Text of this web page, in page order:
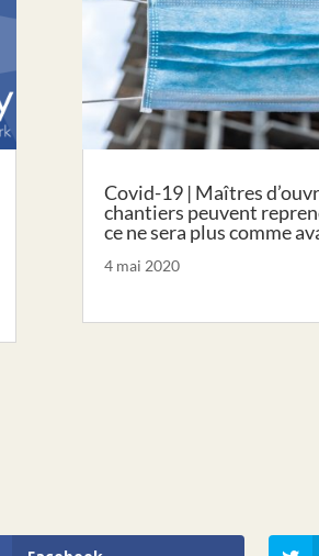
Covid-19 | Maîtres
chantiers peuvent
ce ne sera plus comme
4 mai 2020